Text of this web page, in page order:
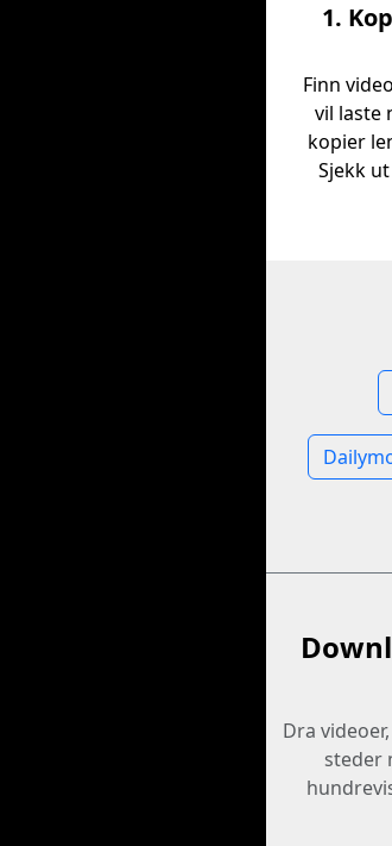
1.
Finn
vil laste
kopier
Sjekk ut
Dra
steder